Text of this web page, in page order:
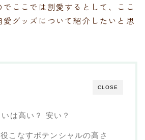
ここでは割愛するとして、ここ
グッズについて紹介したいと思
CLOSE
は高い？ 安い？
こなすポテンシャルの高さ